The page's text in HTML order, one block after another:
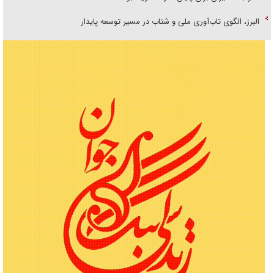
البرز، الگوی تاب‌آوری ملی و شتاب در مسیر توسعه پایدار